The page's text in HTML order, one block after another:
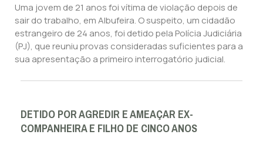
Uma jovem de 21 anos foi vítima de violação depois de
sair do trabalho, em Albufeira. O suspeito, um cidadão
estrangeiro de 24 anos, foi detido pela Polícia Judiciária
(PJ), que reuniu provas consideradas suficientes para a
sua apresentação a primeiro interrogatório judicial.
DETIDO POR AGREDIR E AMEAÇAR EX-
COMPANHEIRA E FILHO DE CINCO ANOS